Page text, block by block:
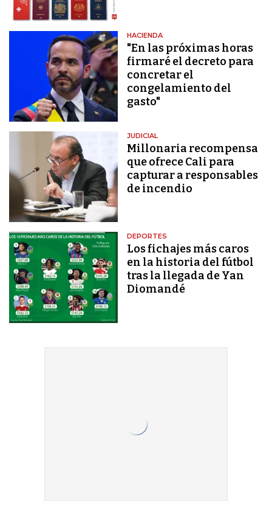
HACIENDA
"En las próximas horas
firmaré el decreto para
concretar el
congelamiento del
gasto"
JUDICIAL
Millonaria recompensa
que ofrece Cali para
capturar a responsables
de incendio
DEPORTES
Los fichajes más caros
en la historia del fútbol
tras la llegada de Yan
Diomandé